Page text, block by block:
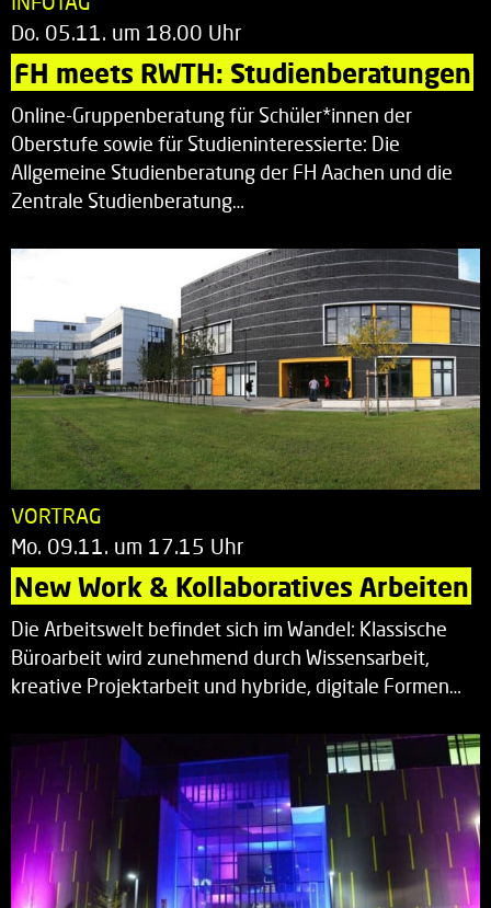
Do. 05.11. um 18.00 Uhr
FH meets RWTH: Studienberatungen
Online-Gruppenberatung für Schüler*innen der
Oberstufe sowie für Studieninteressierte: Die
Allgemeine Studienberatung der FH Aachen und die
Zentrale Studienberatung…
VORTRAG
Mo. 09.11. um 17.15 Uhr
New Work & Kollaboratives Arbeiten
Die Arbeitswelt befindet sich im Wandel: Klassische
Büroarbeit wird zunehmend durch Wissensarbeit,
kreative Projektarbeit und hybride, digitale Formen…